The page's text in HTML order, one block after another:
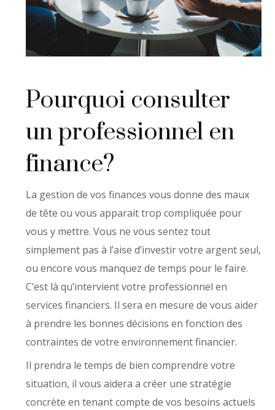
Pourquoi consulter
un professionnel en
finance?
La gestion de vos finances vous donne des maux
de tête ou vous apparait trop compliquée pour
vous y mettre. Vous ne vous sentez tout
simplement pas à l’aise d’investir votre argent seul,
ou encore vous manquez de temps pour le faire.
C’est là qu’intervient votre professionnel en
services financiers. Il sera en mesure de vous aider
à prendre les bonnes décisions en fonction des
contraintes de votre environnement financier.
Il prendra le temps de bien comprendre votre
situation, il vous aidera a créer une stratégie
concrète en tenant compte de vos besoins actuels